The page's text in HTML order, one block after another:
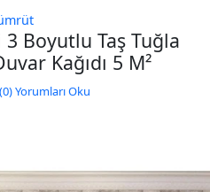
Boyutlu Taş Tuğla
Kağıdı 5 M²
(0)Yorumları Oku